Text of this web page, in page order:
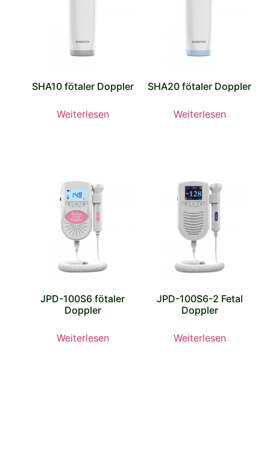
SHA10 fötaler Doppler
Weiterlesen
SHA20 fötaler Doppler
Weiterlesen
JPD-100S6 fötaler
Doppler
Weiterlesen
JPD-100S6-2 Fetal
Doppler
Weiterlesen